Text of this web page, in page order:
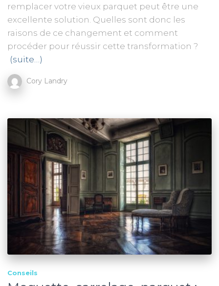
remplacer votre vieux parquet peut être une
excellente solution. Quelles sont donc les
raisons de ce changement et comment
procéder pour réussir cette transformation ?
(suite…)
Cory Landry
Conseils